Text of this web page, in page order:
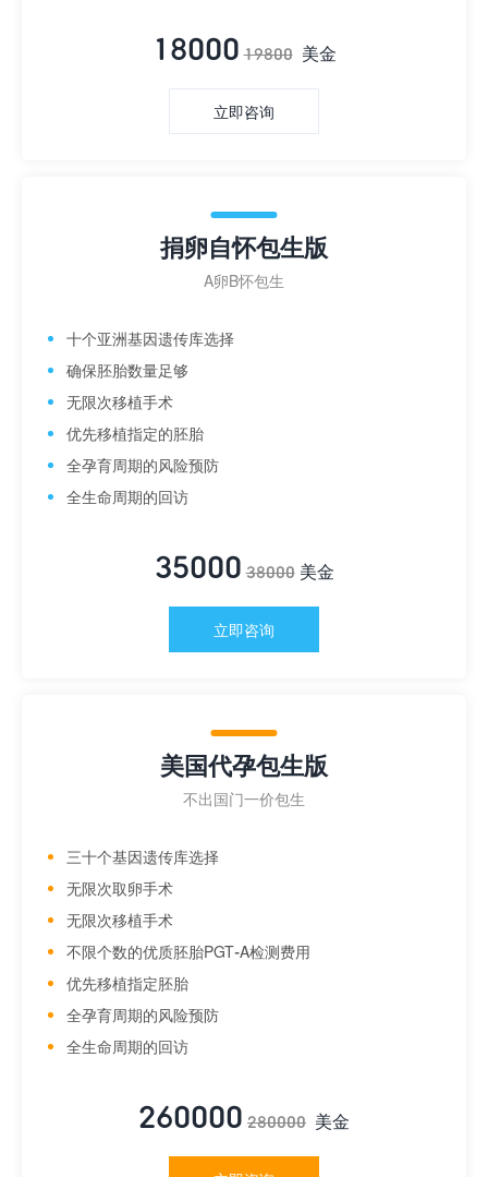
18000 19800 美金
立即咨询
捐卵自怀包生版
A卵B怀包生
十个亚洲基因遗传库选择
确保胚胎数量足够
无限次移植手术
优先移植指定的胚胎
全孕育周期的风险预防
全生命周期的回访
35000 38000 美金
立即咨询
美国代孕包生版
不出国门一价包生
三十个基因遗传库选择
无限次取卵手术
无限次移植手术
不限个数的优质胚胎PGT-A检测费用
优先移植指定胚胎
全孕育周期的风险预防
全生命周期的回访
260000 280000 美金